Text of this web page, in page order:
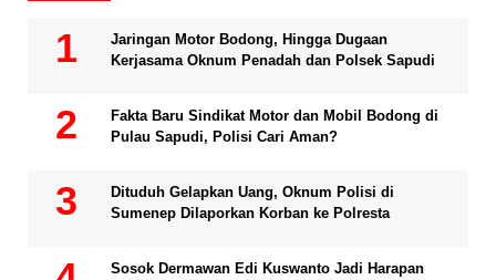
Jaringan Motor Bodong, Hingga Dugaan
Kerjasama Oknum Penadah dan Polsek Sapudi
Fakta Baru Sindikat Motor dan Mobil Bodong di
Pulau Sapudi, Polisi Cari Aman?
Dituduh Gelapkan Uang, Oknum Polisi di
Sumenep Dilaporkan Korban ke Polresta
Sosok Dermawan Edi Kuswanto Jadi Harapan